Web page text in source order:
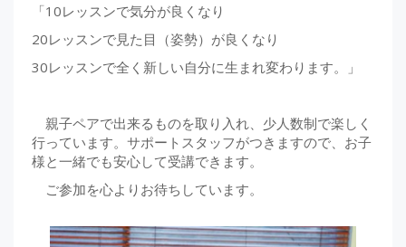
「10レッスンで気分が良くなり
20レッスンで見た目（姿勢）が良くなり
30レッスンで全く新しい自分に生まれ変わります。」
親子ペアで出来るものを取り入れ、少人数制で楽しく
行っています。サポートスタッフがつきますので、お子
様と一緒でも安心して受講できます。
ご参加を心よりお待ちしています。